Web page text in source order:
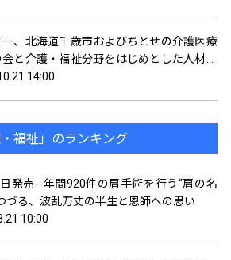
ー、北海道千歳市およびちとせの介護医療
と介護・福祉分野をはじめとした人材確
る連携協定を締結
14:00
・福祉」のランキング
発売--年間920件の肩手術を行う“肩の名
づる、波乱万丈の半生と恩師への思い
10:00